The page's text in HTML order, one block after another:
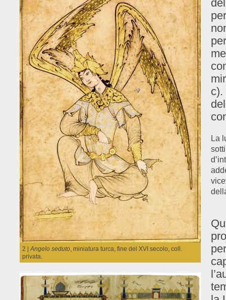
2 |Angelo seduto , miniatura turca, fine del XVI secolo, coll.
privata.
c).
La